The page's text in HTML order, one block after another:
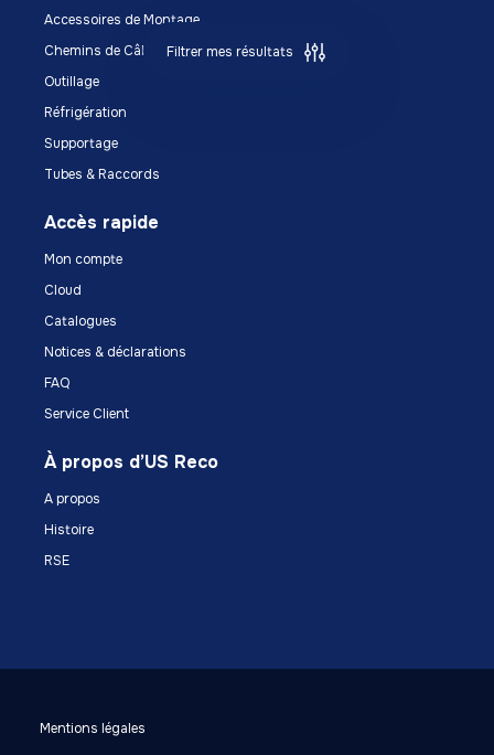
Accessoires de Montage
Chemins de Câbles
Outillage
Réfrigération
Supportage
Tubes & Raccords
Accès rapide
Mon compte
Cloud
Catalogues
Notices & déclarations
FAQ
Service Client
À propos d’US Reco
A propos
Histoire
RSE
Mentions légales
Filtrer mes résultats